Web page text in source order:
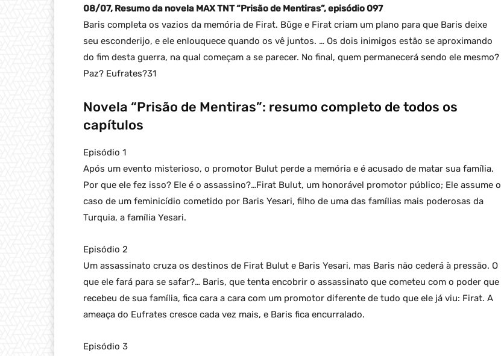
08/07, Resumo da novela MAX TNT “Prisão de Mentiras”, episódio 097
Baris completa os vazios da memória de Firat. Büge e Firat criam um plano para que Baris deixe
seu esconderijo, e ele enlouquece quando os vê juntos. … Os dois inimigos estão se aproximando
do fim desta guerra, na qual começam a se parecer. No final, quem permanecerá sendo ele mesmo?
Paz? Eufrates?31
Novela “Prisão de Mentiras”: resumo completo de todos os
capítulos
Episódio 1
Após um evento misterioso, o promotor Bulut perde a memória e é acusado de matar sua família.
Por que ele fez isso? Ele é o assassino?…Firat Bulut, um honorável promotor público; Ele assume o
caso de um feminicídio cometido por Baris Yesari, filho de uma das famílias mais poderosas da
Turquia, a família Yesari.
Episódio 2
Um assassinato cruza os destinos de Firat Bulut e Baris Yesari, mas Baris não cederá à pressão. O
que ele fará para se safar?… Baris, que tenta encobrir o assassinato que cometeu com o poder que
recebeu de sua família, fica cara a cara com um promotor diferente de tudo que ele já viu: Firat. A
ameaça do Eufrates cresce cada vez mais, e Baris fica encurralado.
Episódio 3